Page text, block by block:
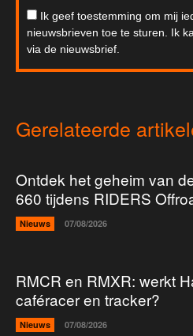
Ik geef toestemming om mij
nieuwsbrieven toe te sturen. Ik
via de nieuwsbrief.
Gerelateerde
Ontdek het geheim van
660 tijdens RIDERS
Nieuws 07/08/2026
RMCR en RMXR: werkt
caféracer en tracker?
Nieuws 07/08/2026